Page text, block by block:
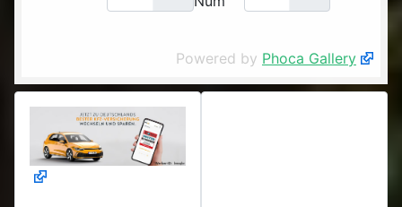
Powered by Phoca Gallery